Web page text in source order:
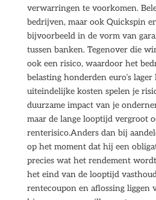
verwarringen te voorkomen.
bedrijven, maar ook Quickspin
bijvoorbeeld in de vorm van
tussen banken. Tegenover die
ook een risico, waardoor het
belasting honderden euro’s
uiteindelijke kosten spelen je
duurzame impact van je
maar de lange looptijd vergroot
renterisico.Anders dan bij
op het moment dat hij een
precies wat het rendement
het eind van de looptijd
rentecoupon en aflossing liggen